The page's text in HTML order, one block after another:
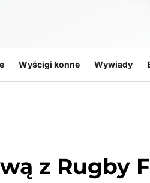
Wyścigi konne Wywiady
z Rugby